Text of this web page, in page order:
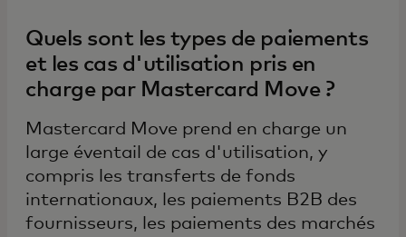
Quels sont les types de paiements
et les cas d'utilisation pris en
charge par Mastercard Move ?
Mastercard Move prend en charge un
large éventail de cas d'utilisation, y
compris les transferts de fonds
internationaux, les paiements B2B des
fournisseurs, les paiements des marchés